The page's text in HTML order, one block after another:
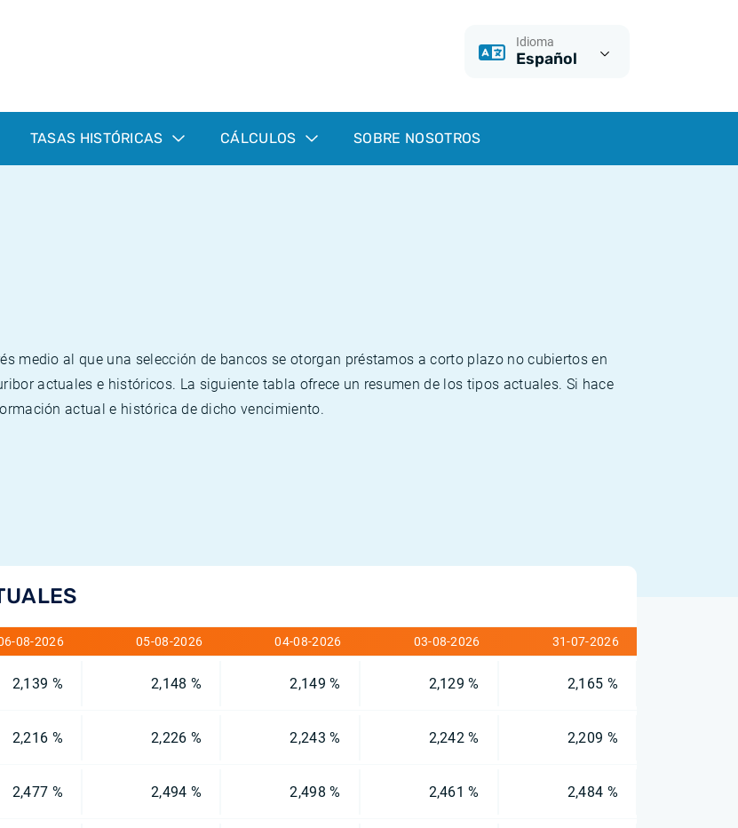
Idioma
Español
TASAS HISTÓRICAS CÁLCULOS SOBRE NOSOTROS
medio al que una selección de bancos se otorgan préstamos a corto plazo no cubiertos en
actuales e históricos. La siguiente tabla ofrece un resumen de los tipos actuales. Si hace
actual e histórica de dicho vencimiento.
08-2026 05-08-2026 04-08-2026 03-08-2026 31-07-2026
2,139 % 2,148 % 2,149 % 2,129 % 2,165 %
2,216 % 2,226 % 2,243 % 2,242 % 2,209 %
2,477 % 2,494 % 2,498 % 2,461 % 2,484 %